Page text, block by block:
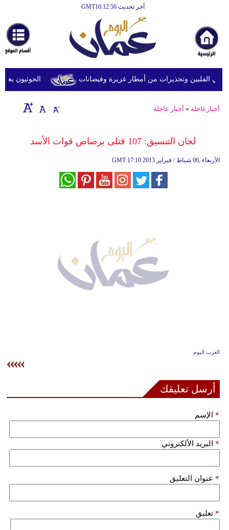
آخر تحديث GMT16:12:56
أخبارعاجلة
رياضة
ثقافة
إقتصاد
وموسيقى
علوم
أبراج
الحوثيون الفلبين وتحذيرات من أمطار غزيرة وفيضانات
أخبارعاجلة » أخبار عاجلة
لجان التنسيق: 107 قتلى برصاص قوات الأسد
GMT 17:10 2013 الأربعاء ,06 شباط / فبراير
العرب اليوم
أرسل تعليقك
الإسم *
البريد الألكتروني *
عنوان التعليق *
تعليق *